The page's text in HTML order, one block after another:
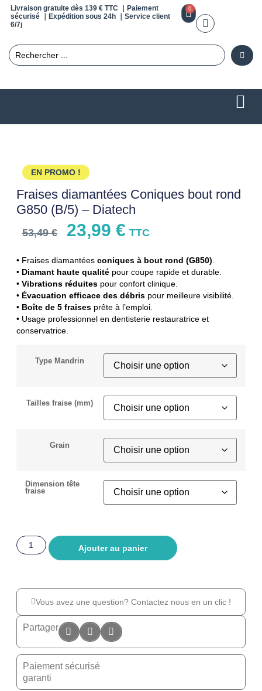
Livraison gratuite dès 139 € TTC ｜Paiement
sécurisé ｜Expédition sous 24h ｜Service client
6/7j
0
EN PROMO !
Fraises diamantées Coniques bout rond
G850 (B/5) – Diatech
53,49€ 23,99 € TTC
• Fraises diamantées coniques à bout rond (G850)
• Diamant haute qualitépour coupe rapide et durable.
• Vibrations réduitespour confort clinique.
• Évacuation efficace des débrispour meilleure visibilité.
• Boîte de 5 fraisesprête à l’emploi.
• Usage professionnel en dentisterie restauratrice et
conservatrice.
Type Mandrin
Tailles fraise (mm)
Grain
Dimension tête
fraise
Ajouter au panier
Vous avez une question? Contactez nous en un clic !
Partager
Paiement sécurisé
garanti